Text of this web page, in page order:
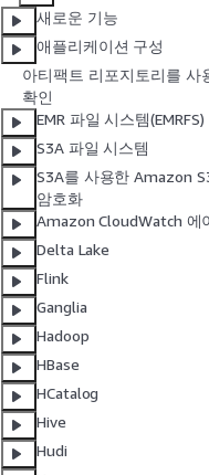
새로운 기능
애플리케이션 구성
아티팩트 리포지토리를 사
확인
EMR 파일 시스템(EMRFS)
S3A 파일 시스템
S3A를 사용한 Amazon
암호화
Amazon CloudWatch 에
Delta Lake
Flink
Ganglia
Hadoop
HBase
HCatalog
Hive
Hudi